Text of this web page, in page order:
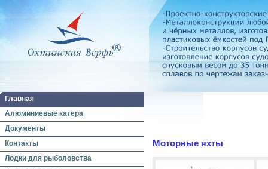
Главная
Алюминиевые катера
Документы
Контакты
Лодки для рыболовства
Моторные яхты